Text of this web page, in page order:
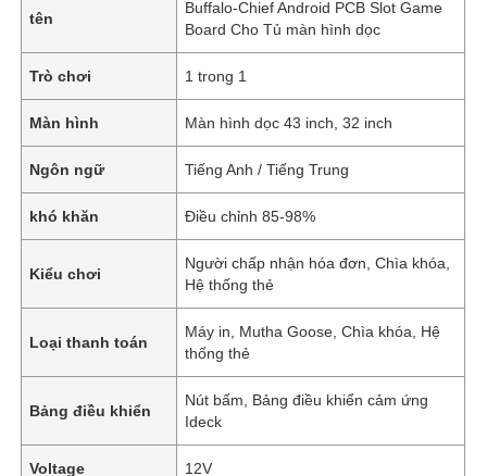
tên
Buffalo-Chief Android PCB Slot Game
Board Cho Tủ màn hình dọc
Trò chơi 1 trong 1
Màn hình Màn hình dọc 43 inch, 32 inch
Ngôn ngữ Tiếng Anh / Tiếng Trung
khó khăn Điều chỉnh 85-98%
Kiểu chơi
Người chấp nhận hóa đơn, Chìa khóa,
Hệ thống thẻ
Loại thanh toán
Máy in, Mutha Goose, Chìa khóa, Hệ
thống thẻ
Bảng điều khiển
Nút bấm, Bảng điều khiển cảm ứng
Ideck
Voltage 12V